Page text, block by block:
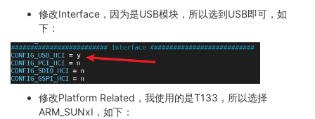
修改Interface，因为是USB模块，所以选到USB即可，如
下：
修改Platform Related，我使用的是T133，所以选择
ARM_SUNxI，如下：